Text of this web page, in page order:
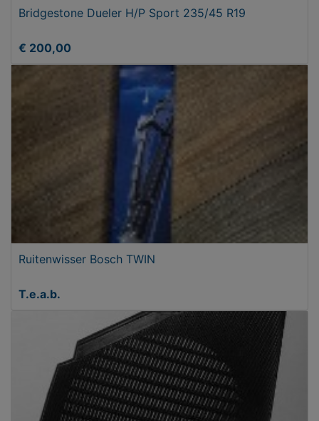
Bridgestone Dueler H/P Sport 235/45 R19
€ 200,00
Ruitenwisser Bosch TWIN
T.e.a.b.